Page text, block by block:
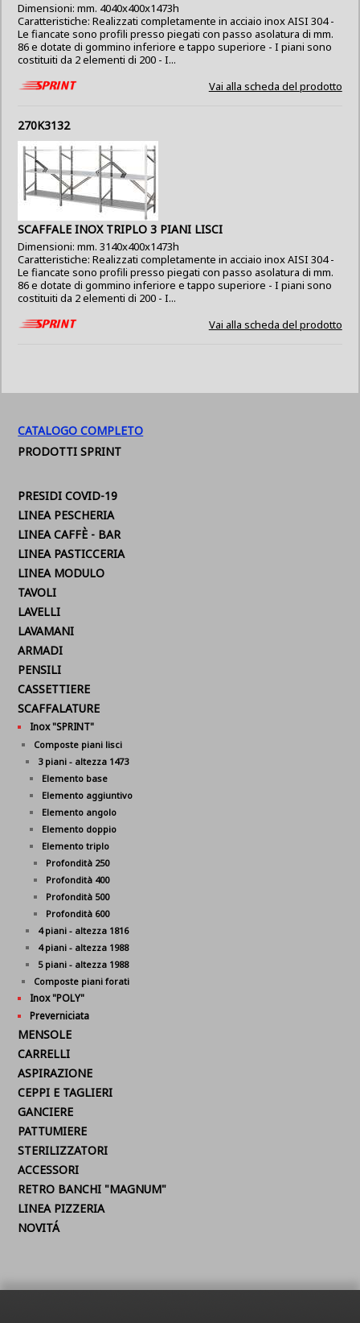
Dimensioni: mm. 4040x400x1473h
Caratteristiche: Realizzati completamente in acciaio inox AISI 304 -
Le fiancate sono profili presso piegati con passo asolatura di mm.
86 e dotate di gommino inferiore e tappo superiore - I piani sono
costituiti da 2 elementi di 200 - I...
Vai alla scheda del prodotto
270K3132
SCAFFALE INOX TRIPLO 3 PIANI LISCI
Dimensioni: mm. 3140x400x1473h
Caratteristiche: Realizzati completamente in acciaio inox AISI 304 -
Le fiancate sono profili presso piegati con passo asolatura di mm.
86 e dotate di gommino inferiore e tappo superiore - I piani sono
costituiti da 2 elementi di 200 - I...
Vai alla scheda del prodotto
CATALOGO COMPLETO
PRODOTTI SPRINT
PRESIDI COVID-19
LINEA PESCHERIA
LINEA CAFFÈ - BAR
LINEA PASTICCERIA
LINEA MODULO
TAVOLI
LAVELLI
LAVAMANI
ARMADI
PENSILI
CASSETTIERE
SCAFFALATURE
Inox "SPRINT"
Composte piani lisci
3 piani - altezza 1473
Elemento base
Elemento aggiuntivo
Elemento angolo
Elemento doppio
Elemento triplo
Profondità 250
Profondità 400
Profondità 500
Profondità 600
4 piani - altezza 1816
4 piani - altezza 1988
5 piani - altezza 1988
Composte piani forati
Inox "POLY"
Preverniciata
MENSOLE
CARRELLI
ASPIRAZIONE
CEPPI E TAGLIERI
GANCIERE
PATTUMIERE
STERILIZZATORI
ACCESSORI
RETRO BANCHI "MAGNUM"
LINEA PIZZERIA
NOVITÁ